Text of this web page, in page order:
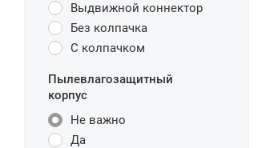
Выдвижной коннектор
Без колпачка
С колпачком
Пылевлагозащитный
корпус
Не важно
Да